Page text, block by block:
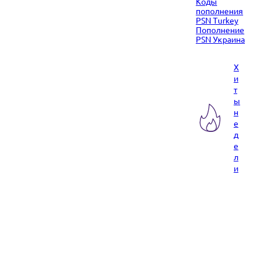
пополнения
PSN Turkey
Пополнение
PSN Украина
Х
и
т
ы
н
е
д
е
л
и